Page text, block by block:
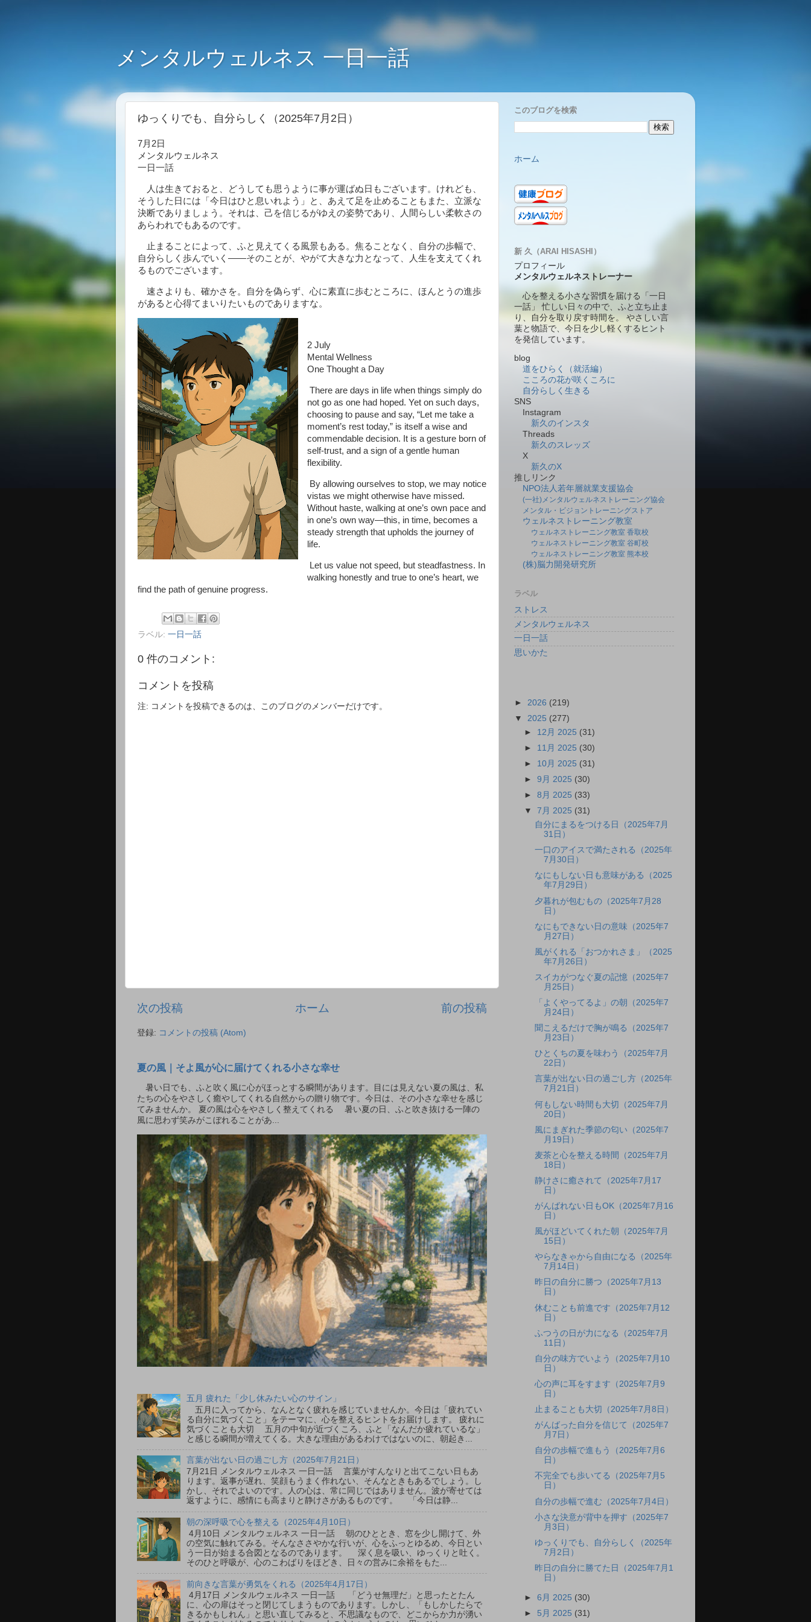
メンタルウェルネス 一日一話
ゆっくりでも、自分らしく（2025年7月2日）
7月2日
メンタルウェルネス
一日一話
人は生きておると、どうしても思うように事が運ばぬ日もございます。けれども、
そうした日には「今日はひと息いれよう」と、あえて足を止めることもまた、立派な
決断でありましょう。それは、己を信じるがゆえの姿勢であり、人間らしい柔軟さの
あらわれでもあるのです。
止まることによって、ふと見えてくる風景もある。焦ることなく、自分の歩幅で、
自分らしく歩んでいく――そのことが、やがて大きな力となって、人生を支えてくれ
るものでございます。
速さよりも、確かさを。自分を偽らず、心に素直に歩むところに、ほんとうの進歩
があると心得てまいりたいものでありますな。
2 July
Mental Wellness
One Thought a Day
There are days in life when things simply do
not go as one had hoped. Yet on such days,
choosing to pause and say, “Let me take a
moment’s rest today,” is itself a wise and
commendable decision. It is a gesture born of
self-trust, and a sign of a gentle human
flexibility.
By allowing ourselves to stop, we may notice
vistas we might otherwise have missed.
Without haste, walking at one’s own pace and
in one’s own way—this, in time, becomes a
steady strength that upholds the journey of
life.
Let us value not speed, but steadfastness. In
walking honestly and true to one’s heart, we
find the path of genuine progress.
ラベル: 一日一話
0 件のコメント:
コメントを投稿
注: コメントを投稿できるのは、このブログのメンバーだけです。
次の投稿 前の投稿
ホーム
登録: コメントの投稿 (Atom)
夏の風｜そよ風が心に届けてくれる小さな幸せ
暑い日でも、ふと吹く風に心がほっとする瞬間があります。目には見えない夏の風は、私
たちの心をやさしく癒やしてくれる自然からの贈り物です。今日は、その小さな幸せを感じ
てみませんか。 夏の風は心をやさしく整えてくれる 暑い夏の日、ふと吹き抜ける一陣の
風に思わず笑みがこぼれることがあ...
五月 疲れた「少し休みたい心のサイン」
五月に入ってから、なんとなく疲れを感じていませんか。今日は「疲れてい
る自分に気づくこと」をテーマに、心を整えるヒントをお届けします。 疲れに
気づくことも大切 五月の中旬が近づくころ、ふと「なんだか疲れているな」
と感じる瞬間が増えてくる。大きな理由があるわけではないのに、朝起き...
言葉が出ない日の過ごし方（2025年7月21日）
7月21日 メンタルウェルネス 一日一話 言葉がすんなりと出てこない日もあ
ります。返事が遅れ、笑顔もうまく作れない、そんなときもあるでしょう。し
かし、それでよいのです。人の心は、常に同じではありません。波が寄せては
返すように、感情にも高まりと静けさがあるものです。 「今日は静...
朝の深呼吸で心を整える（2025年4月10日）
4月10日 メンタルウェルネス 一日一話 朝のひととき、窓を少し開けて、外
の空気に触れてみる。そんなささやかな行いが、心をふっとゆるめ、今日とい
う一日が始まる合図となるのであります。 深く息を吸い、ゆっくりと吐く。
そのひと呼吸が、心のこわばりをほどき、日々の営みに余裕をもた...
前向きな言葉が勇気をくれる（2025年4月17日）
4月17日 メンタルウェルネス 一日一話 「どうせ無理だ」と思ったとたん
に、心の扉はそっと閉じてしまうものであります。しかし、「もしかしたらで
きるかもしれん」と思い直してみると、不思議なもので、どこからか力が湧い
このブログを検索
ホーム
新 久（ARAI HISASHI）
プロフィール
メンタルウェルネストレーナー
心を整える小さな習慣を届ける「一日
一話」 忙しい日々の中で、ふと立ち止ま
り、自分を取り戻す時間を。 やさしい言
葉と物語で、今日を少し軽くするヒント
を発信しています。
blog
道をひらく（就活編）
こころの花が咲くころに
自分らしく生きる
SNS
Instagram
新久のインスタ
Threads
新久のスレッズ
X
新久のX
推しリンク
NPO法人若年層就業支援協会
(一社)メンタルウェルネストレーニング協会
メンタル・ビジョントレーニングストア
ウェルネストレーニング教室
ウェルネストレーニング教室 香取校
ウェルネストレーニング教室 谷町校
ウェルネストレーニング教室 熊本校
(株)脳力開発研究所
ラベル
ストレス
メンタルウェルネス
一日一話
思いかた
► 2026 (219)
▼ 2025 (277)
► 12月 2025 (31)
► 11月 2025 (30)
► 10月 2025 (31)
►9月 2025 (30)
►8月 2025 (33)
▼7月 2025 (31)
自分にまるをつける日（2025年7月
31日）
一口のアイスで満たされる（2025年
7月30日）
なにもしない日も意味がある（2025
年7月29日）
夕暮れが包むもの（2025年7月28
日）
なにもできない日の意味（2025年7
月27日）
風がくれる「おつかれさま」（2025
年7月26日）
スイカがつなぐ夏の記憶（2025年7
月25日）
「よくやってるよ」の朝（2025年7
月24日）
聞こえるだけで胸が鳴る（2025年7
月23日）
ひとくちの夏を味わう（2025年7月
22日）
言葉が出ない日の過ごし方（2025年
7月21日）
何もしない時間も大切（2025年7月
20日）
風にまぎれた季節の匂い（2025年7
月19日）
麦茶と心を整える時間（2025年7月
18日）
静けさに癒されて（2025年7月17
日）
がんばれない日もOK（2025年7月16
日）
風がほどいてくれた朝（2025年7月
15日）
やらなきゃから自由になる（2025年
7月14日）
昨日の自分に勝つ（2025年7月13
日）
休むことも前進です（2025年7月12
日）
ふつうの日が力になる（2025年7月
11日）
自分の味方でいよう（2025年7月10
日）
心の声に耳をすます（2025年7月9
日）
止まることも大切（2025年7月8日）
がんばった自分を信じて（2025年7
月7日）
自分の歩幅で進もう（2025年7月6
日）
不完全でも歩いてる（2025年7月5
日）
自分の歩幅で進む（2025年7月4日）
小さな決意が背中を押す（2025年7
月3日）
ゆっくりでも、自分らしく（2025年
7月2日）
昨日の自分に勝てた日（2025年7月1
日）
►6月 2025 (30)
► 5月 2025 (31)